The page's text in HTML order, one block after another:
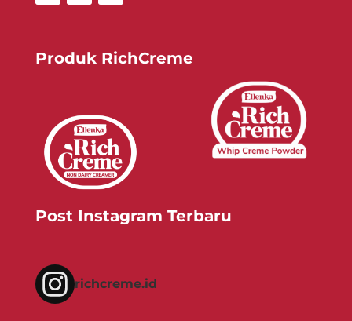
Produk RichCreme
Post Instagram Terbaru
richcreme.id